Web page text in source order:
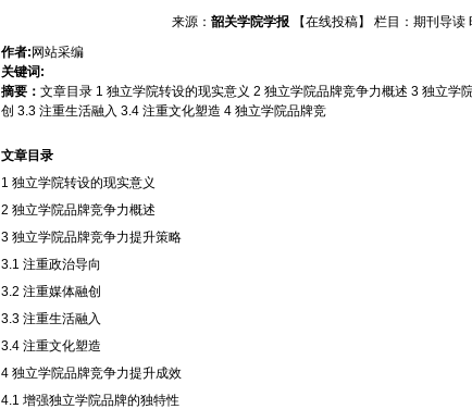
来源： 韶关学院学报 【在线投稿】 栏目： 期刊导读
作者: 网站采编
关键词:
摘要： 文章目录 1 独立学院转设的现实意义 2 独立学院品牌竞争力概述 3 独立学
创 3.3 注重生活融入 3.4 注重文化塑造 4 独立学院品牌竞
文章目录
1 独立学院转设的现实意义
2 独立学院品牌竞争力概述
3 独立学院品牌竞争力提升策略
3.1 注重政治导向
3.2 注重媒体融创
3.3 注重生活融入
3.4 注重文化塑造
4 独立学院品牌竞争力提升成效
4.1 增强独立学院品牌的独特性